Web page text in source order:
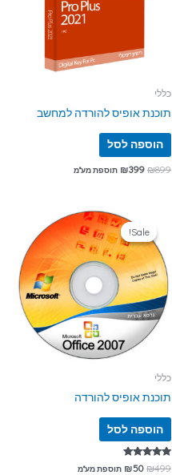
כללי
תוכנת אופיס להורדה למחשב
הוספה לסל
₪899
₪399 תוספת מע"מ
Sale!
Sale!
כללי
תוכנת אופיס להורדה
הוספה לסל
דורג₪499
₪50 תוספת מע"מ